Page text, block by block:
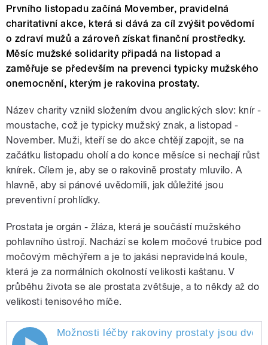
Prvního listopadu začíná Movember, pravidelná
charitativní akce, která si dává za cíl zvýšit povědomí
o zdraví mužů a zároveň získat finanční prostředky.
Měsíc mužské solidarity připadá na listopad a
zaměřuje se především na prevenci typicky mužského
onemocnění, kterým je rakovina prostaty.
Název charity vznikl složením dvou anglických slov: knír -
moustache, což je typicky mužský znak, a listopad -
November. Muži, kteří se do akce chtějí zapojit, se na
začátku listopadu oholí a do konce měsíce si nechají růst
knírek. Cílem je, aby se o rakovině prostaty mluvilo. A
hlavně, aby si pánové uvědomili, jak důležité jsou
preventivní prohlídky.
Prostata je orgán - žláza, která je součástí mužského
pohlavního ústrojí. Nachází se kolem močové trubice pod
močovým měchýřem a je to jakási nepravidelná koule,
která je za normálních okolností velikosti kaštanu. V
průběhu života se ale prostata zvětšuje, a to někdy až do
velikosti tenisového míče.
Možnosti léčby rakoviny prostaty jsou dvě.